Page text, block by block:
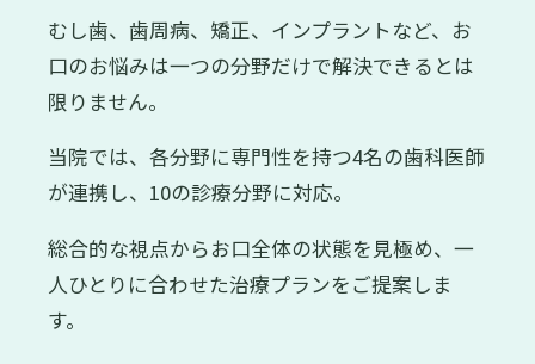
むし歯、歯周病、矯正、インプラントなど、お
口のお悩みは一つの分野だけで解決できるとは
限りません。
当院では、各分野に専門性を持つ4名の歯科医師
が連携し、10の診療分野に対応。
総合的な視点からお口全体の状態を見極め、一
人ひとりに合わせた治療プランをご提案しま
す。